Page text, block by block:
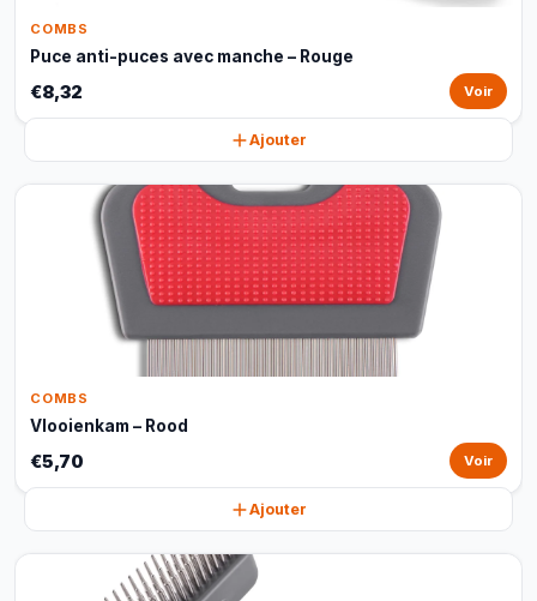
COMBS
Puce anti-puces avec manche – Rouge
€8,32 Voir
Ajouter
COMBS
Vlooienkam – Rood
€5,70 Voir
Ajouter